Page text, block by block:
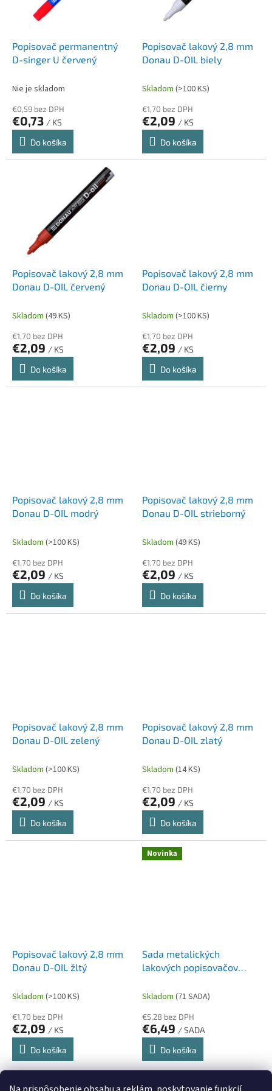
Popisovač permanentný
D-singer U červený
Nie je skladom
€0,59 bez DPH
€0,73 / KS
Do košíka
Popisovač lakový 2,8 mm
Donau D-OIL biely
Skladom (>100 KS)
€1,70 bez DPH
€2,09 / KS
Do košíka
Popisovač lakový 2,8 mm
Donau D-OIL červený
Skladom (49 KS)
€1,70 bez DPH
€2,09 / KS
Do košíka
Popisovač lakový 2,8 mm
Donau D-OIL čierny
Skladom (>100 KS)
€1,70 bez DPH
€2,09 / KS
Do košíka
Popisovač lakový 2,8 mm
Donau D-OIL modrý
Skladom (>100 KS)
€1,70 bez DPH
€2,09 / KS
Do košíka
Popisovač lakový 2,8 mm
Donau D-OIL strieborný
Skladom (49 KS)
€1,70 bez DPH
€2,09 / KS
Do košíka
Popisovač lakový 2,8 mm
Donau D-OIL zelený
Skladom (>100 KS)
€1,70 bez DPH
€2,09 / KS
Do košíka
Popisovač lakový 2,8 mm
Donau D-OIL zlatý
Skladom (14 KS)
€1,70 bez DPH
€2,09 / KS
Do košíka
Popisovač lakový 2,8 mm
Donau D-OIL žltý
Skladom (>100 KS)
€1,70 bez DPH
€2,09 / KS
Do košíka
Novinka
Sada metalických
lakových popisovačov
Skladom (71 SADA)
€5,28 bez DPH
€6,49 / SADA
Do košíka
10položiek celkom